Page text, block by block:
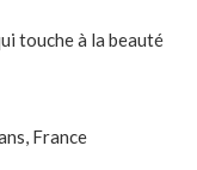
touche à la beauté
France